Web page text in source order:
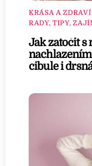
KRÁSA A ZDRAVÍ
RADY, TIPY,
Jak zatočit s
cibule i